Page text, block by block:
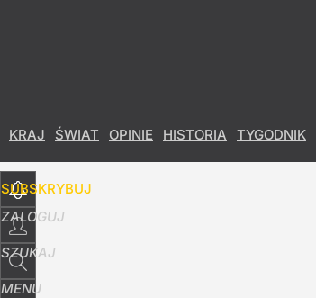
KRAJ ŚWIAT OPINIE HISTORIA TYGODNIK
SUBSKRYBUJ
ZALOGUJ
SZUKAJ
MENU